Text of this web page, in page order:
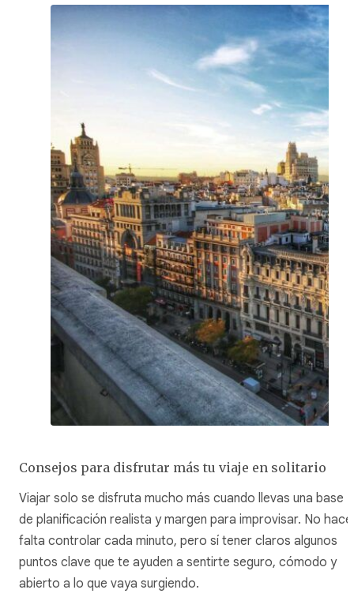
Consejos para disfrutar más tu viaje en solitario
Viajar solo se disfruta mucho más cuando llevas una base
de planificación realista y margen para improvisar. No hace
falta controlar cada minuto, pero sí tener claros algunos
puntos clave que te ayuden a sentirte seguro, cómodo y
abierto a lo que vaya surgiendo.